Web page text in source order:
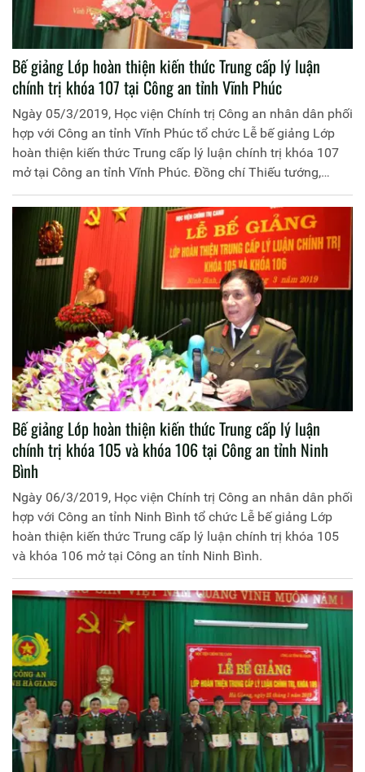
Bế giảng Lớp hoàn thiện kiến thức Trung cấp lý luận
chính trị khóa 107 tại Công an tỉnh Vĩnh Phúc
Ngày 05/3/2019, Học viện Chính trị Công an nhân dân phối
hợp với Công an tỉnh Vĩnh Phúc tổ chức Lễ bế giảng Lớp
hoàn thiện kiến thức Trung cấp lý luận chính trị khóa 107
mở tại Công an tỉnh Vĩnh Phúc. Đồng chí Thiếu tướng,
PGS.TS Phan Xuân Tuy, Phó Giám đốc Học viện Chính trị
Công an nhân dân chủ trì buổi lễ. Tham dự có Đồng chí Đại
tá Lê Thanh Bình, Phó Giám đốc Công an tỉnh Vĩnh Phúc,
đại diện lãnh đạo một số đơn vị thuộc Học viện Chính trị
Công an nhân dân, Công an tỉnh Vĩnh Phúc cùng 120 học
viên lớp học.
Bế giảng Lớp hoàn thiện kiến thức Trung cấp lý luận
chính trị khóa 105 và khóa 106 tại Công an tỉnh Ninh
Bình
Ngày 06/3/2019, Học viện Chính trị Công an nhân dân phối
hợp với Công an tỉnh Ninh Bình tổ chức Lễ bế giảng Lớp
hoàn thiện kiến thức Trung cấp lý luận chính trị khóa 105
và khóa 106 mở tại Công an tỉnh Ninh Bình.